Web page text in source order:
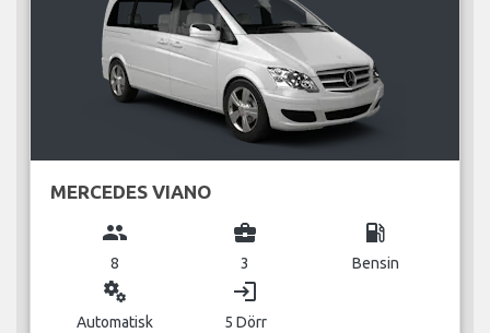
MERCEDES VIANO
group
8
business_center
3
local_gas_station
Bensin
miscellaneous_services
Automatisk
login
5 Dörr